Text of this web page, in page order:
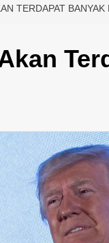
TERDAPAT BANYAK